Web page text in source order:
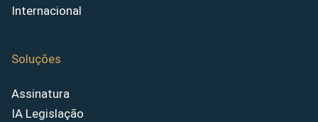
Internacional
Soluções
Assinatura
IA Legislação